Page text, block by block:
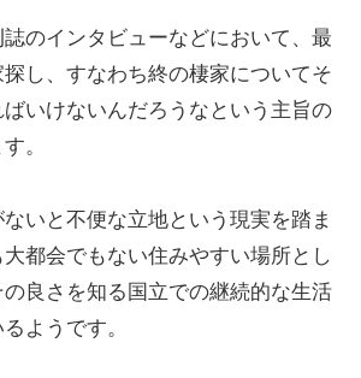
のインタビューなどにおいて、最
し、すなわち終の棲家についてそ
いけないんだろうなという主旨の
。
いと不便な立地という現実を踏ま
都会でもない住みやすい場所とし
良さを知る国立での継続的な生活
ようです。